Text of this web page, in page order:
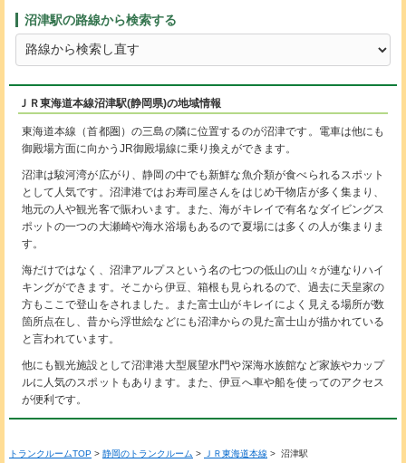
沼津駅の路線から検索する
ＪＲ東海道本線沼津駅(静岡県)の地域情報
東海道本線（首都圏）の三島の隣に位置するのが沼津です。電車は他にも
御殿場方面に向かうJR御殿場線に乗り換えができます。
沼津は駿河湾が広がり、静岡の中でも新鮮な魚介類が食べられるスポット
として人気です。沼津港ではお寿司屋さんをはじめ干物店が多く集まり、
地元の人や観光客で賑わいます。また、海がキレイで有名なダイビングス
ポットの一つの大瀬崎や海水浴場もあるので夏場には多くの人が集まりま
す。
海だけではなく、沼津アルプスという名の七つの低山の山々が連なりハイ
キングができます。そこから伊豆、箱根も見られるので、過去に天皇家の
方もここで登山をされました。また富士山がキレイによく見える場所が数
箇所点在し、昔から浮世絵などにも沼津からの見た富士山が描かれている
と言われています。
他にも観光施設として沼津港大型展望水門や深海水族館など家族やカップ
ルに人気のスポットもあります。また、伊豆へ車や船を使ってのアクセス
が便利です。
トランクルームTOP > 静岡のトランクルーム > ＪＲ東海道本線 > 沼津駅